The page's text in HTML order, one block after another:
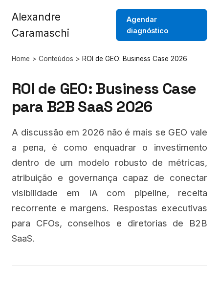
Alexandre
Caramaschi
Agendar
diagnóstico
Home > Conteúdos > ROI de GEO: Business Case 2026
ROI de GEO: Business Case
para B2B SaaS 2026
A discussão em 2026 não é mais se GEO vale
a pena, é como enquadrar o investimento
dentro de um modelo robusto de métricas,
atribuição e governança capaz de conectar
visibilidade em IA com pipeline, receita
recorrente e margens. Respostas executivas
para CFOs, conselhos e diretorias de B2B
SaaS.